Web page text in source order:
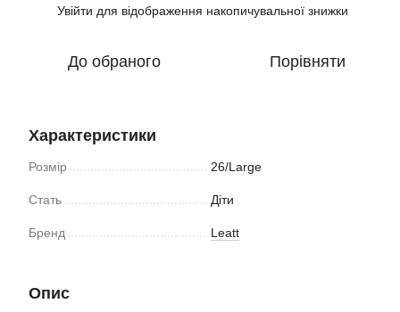
Увійти для відображення накопичувальної знижки
До обраного Порівняти
Характеристики
Розмір 26/Large
Стать Діти
Бренд Leatt
Опис